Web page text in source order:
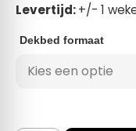
Levertijd:+/- 1
Dekbed formaat